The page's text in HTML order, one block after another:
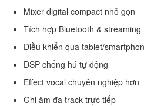
Mixer digital compact nhỏ gọn
Tích hợp Bluetooth & streaming
Điều khiển qua tablet/
DSP chống hú tự động
Effect vocal chuyên nghiệp hơn
Ghi âm đa track trực tiếp